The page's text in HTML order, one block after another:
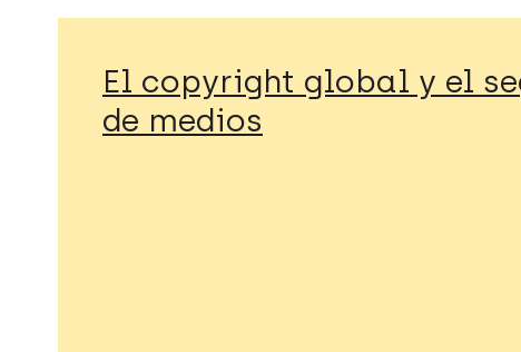
El copyright global y el
de medios